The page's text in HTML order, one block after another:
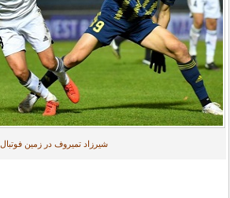
شیرزاد تمیروف در زمین فوتبال